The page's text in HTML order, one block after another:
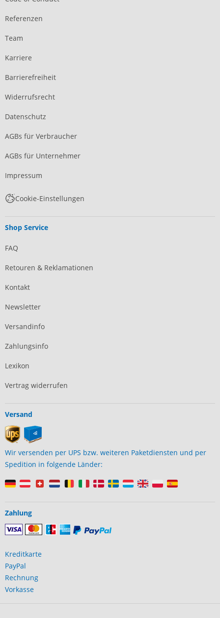
Referenzen
Team
Karriere
Barrierefreiheit
Widerrufsrecht
Datenschutz
AGBs für Verbraucher
AGBs für Unternehmer
Impressum
Cookie-Einstellungen
Shop Service
FAQ
Retouren & Reklamationen
Kontakt
Newsletter
Versandinfo
Zahlungsinfo
Lexikon
Vertrag widerrufen
Versand
Wir versenden per UPS bzw. weiteren Paketdiensten und per
Spedition in folgende Länder:
Zahlung
Kreditkarte
PayPal
Rechnung
Vorkasse